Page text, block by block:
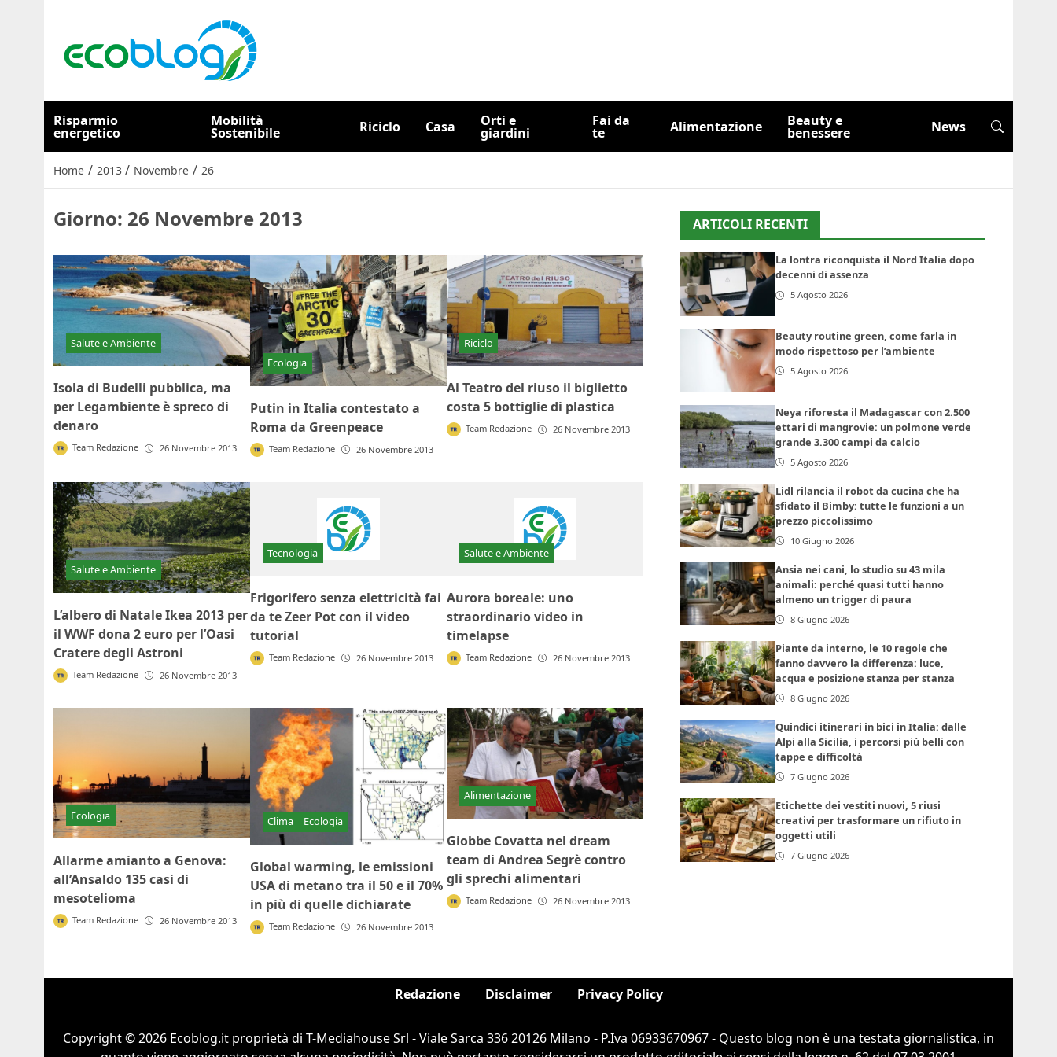
Risparmio
energetico
Mobilità
Sostenibile Riciclo Casa Orti e
giardini
Fai da
te Alimentazione Beauty e
benessere News
Home / 2013 / Novembre / 26
Giorno: 26 Novembre 2013
Salute e Ambiente
Isola di Budelli pubblica, ma
per Legambiente è spreco di
denaro
Team Redazione 26 Novembre 2013
Ecologia
Putin in Italia contestato a
Roma da Greenpeace
Team Redazione 26 Novembre 2013
Riciclo
Al Teatro del riuso il biglietto
costa 5 bottiglie di plastica
Team Redazione 26 Novembre 2013
Salute e Ambiente
L’albero di Natale Ikea 2013 per
il WWF dona 2 euro per l’Oasi
Cratere degli Astroni
Team Redazione 26 Novembre 2013
Tecnologia
Frigorifero senza elettricità fai
da te Zeer Pot con il video
tutorial
Team Redazione 26 Novembre 2013
Salute e Ambiente
Aurora boreale: uno
straordinario video in
timelapse
Team Redazione 26 Novembre 2013
Ecologia
Allarme amianto a Genova:
all’Ansaldo 135 casi di
mesotelioma
Team Redazione 26 Novembre 2013
Clima Ecologia
Global warming, le emissioni
USA di metano tra il 50 e il 70%
in più di quelle dichiarate
Team Redazione 26 Novembre 2013
Alimentazione
Giobbe Covatta nel dream
team di Andrea Segrè contro
gli sprechi alimentari
Team Redazione 26 Novembre 2013
ARTICOLI RECENTI
La lontra riconquista il Nord Italia dopo
decenni di assenza
5 Agosto 2026
Beauty routine green, come farla in
modo rispettoso per l’ambiente
5 Agosto 2026
Neya riforesta il Madagascar con 2.500
ettari di mangrovie: un polmone verde
grande 3.300 campi da calcio
5 Agosto 2026
Lidl rilancia il robot da cucina che ha
sfidato il Bimby: tutte le funzioni a un
prezzo piccolissimo
10 Giugno 2026
Ansia nei cani, lo studio su 43 mila
animali: perché quasi tutti hanno
almeno un trigger di paura
8 Giugno 2026
Piante da interno, le 10 regole che
fanno davvero la differenza: luce,
acqua e posizione stanza per stanza
8 Giugno 2026
Quindici itinerari in bici in Italia: dalle
Alpi alla Sicilia, i percorsi più belli con
tappe e difficoltà
7 Giugno 2026
Etichette dei vestiti nuovi, 5 riusi
creativi per trasformare un rifiuto in
oggetti utili
7 Giugno 2026
Redazione Disclaimer Privacy Policy
Copyright © 2026 Ecoblog.it proprietà di T-Mediahouse Srl - Viale Sarca 336 20126 Milano - P.Iva 06933670967 - Questo blog non è una testata giornalistica, in